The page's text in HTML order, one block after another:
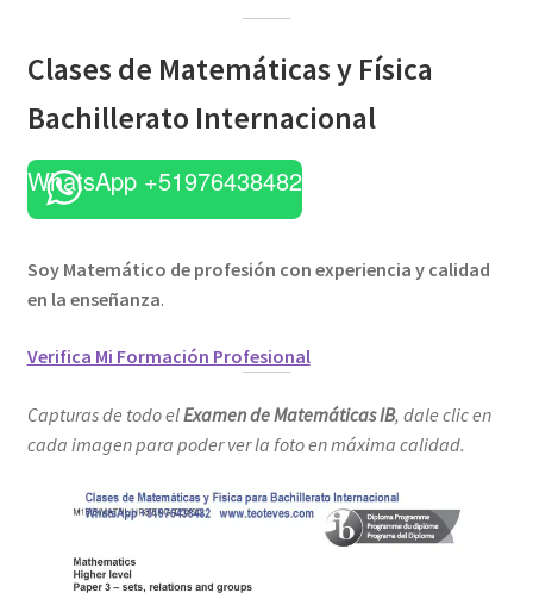
Clases de Matemáticas y Física
Bachillerato Internacional
WhatsApp +51976438482
Soy Matemático de profesión con experiencia y calidad
en la enseñanza.
Verifica Mi Formación Profesional
Capturas de todo elExamen de Matemáticas IB, dale clic en
cada imagen para poder ver la foto en máxima calidad.